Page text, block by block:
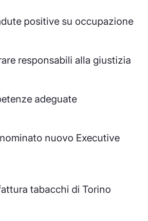
positive su occupazione
responsabili alla giustizia
adeguate
nuovo Executive
tabacchi di Torino